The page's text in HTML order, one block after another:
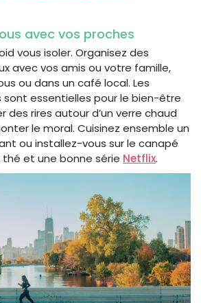
avec vos proches
vous isoler. Organisez des
avec vos amis ou votre famille,
ou dans un café local. Les
sont essentielles pour le bien-être
rires autour d’un verre chaud
le moral. Cuisinez ensemble un
ou installez-vous sur le canapé
et une bonne série Netflix.